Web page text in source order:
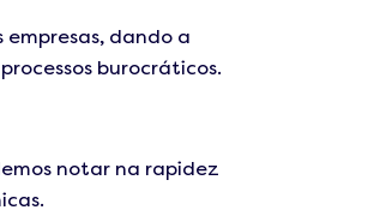
dando a
burocráticos.
notar na rapidez